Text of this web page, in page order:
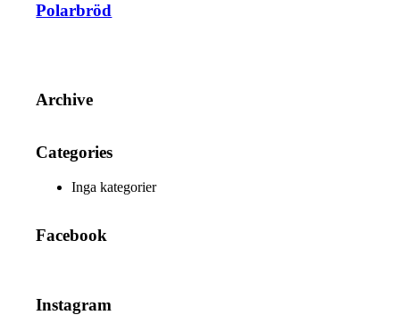
Polarbröd
Archive
Categories
Inga kategorier
Facebook
Instagram